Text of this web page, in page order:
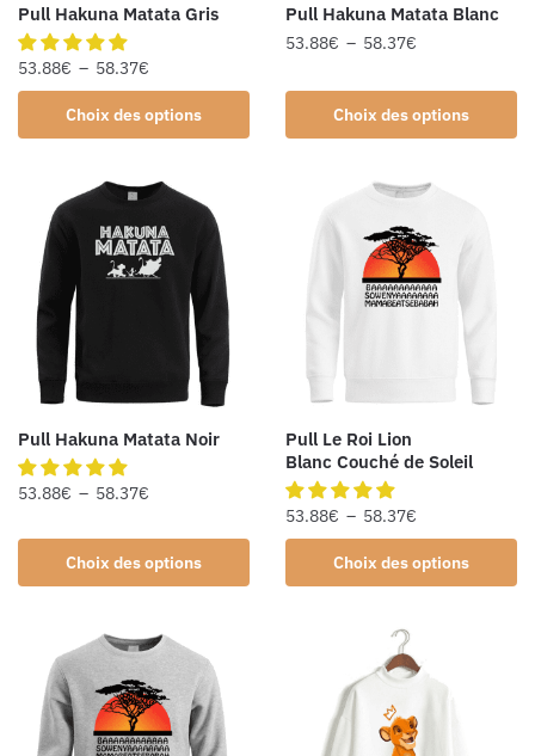
Pull Hakuna Matata Gris
53.88€ – 58.37€
Choix des options
Pull Hakuna Matata Blanc
53.88€ – 58.37€
Choix des options
Pull Hakuna Matata Noir
53.88€ – 58.37€
Choix des options
Pull Le Roi Lion
Blanc Couché de Soleil
53.88€ – 58.37€
Choix des options